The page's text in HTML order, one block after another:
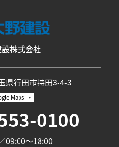
株式会社
県行田市持田3-4-3
Maps
0100
09:00〜18:00